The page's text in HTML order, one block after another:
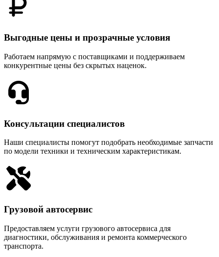
Выгодные цены и прозрачные условия
Работаем напрямую с поставщиками и поддерживаем
конкурентные цены без скрытых наценок.
Консультации специалистов
Наши специалисты помогут подобрать необходимые запчасти
по модели техники и техническим характеристикам.
Грузовой автосервис
Предоставляем услуги грузового автосервиса для
диагностики, обслуживания и ремонта коммерческого
транспорта.